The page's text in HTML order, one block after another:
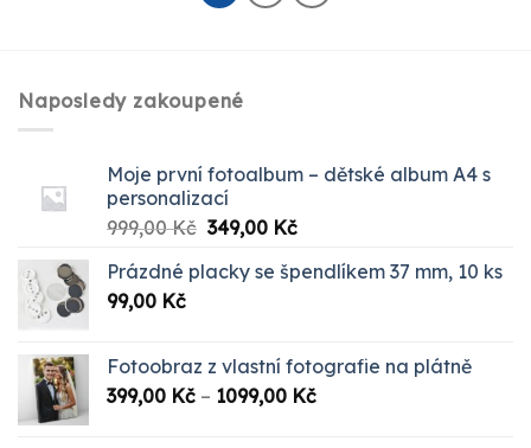
Naposledy zakoupené
Moje první fotoalbum – dětské album A4 s
personalizací
999,00Kč Původní
byla:
349,00 KčAktuální
je:
Prázdné placky se špendlíkem 37 mm, 10 ks
99,00 Kč
Fotoobraz z vlastní fotografie na plátně
399,00 Kč – 1099,00 KčRozpětí